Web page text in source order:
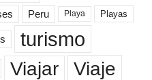
Peru Playa Playas
turismo
Viajar Viaje